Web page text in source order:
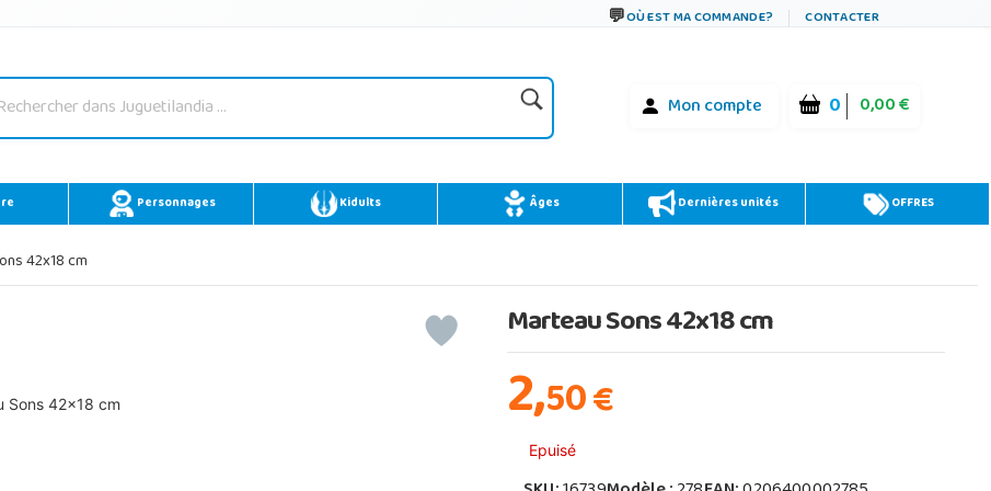
OÙ EST MA COMMANDE? CONTACTER
Mon compte 0 0,00 €
Personnages Kidults Âges Dernières unités OFFRES
42x18 cm
Marteau Sons 42x18 cm
2,50€
Epuisé